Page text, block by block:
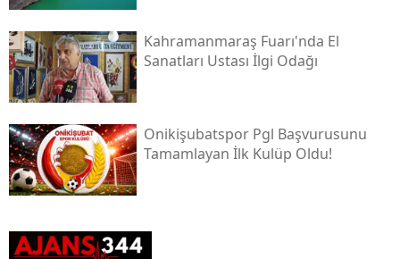
Kahramanmaraş Fuarı'nda El
Sanatları Ustası İlgi Odağı
Onikişubatspor Pgl Başvurusunu
Tamamlayan İlk Kulüp Oldu!